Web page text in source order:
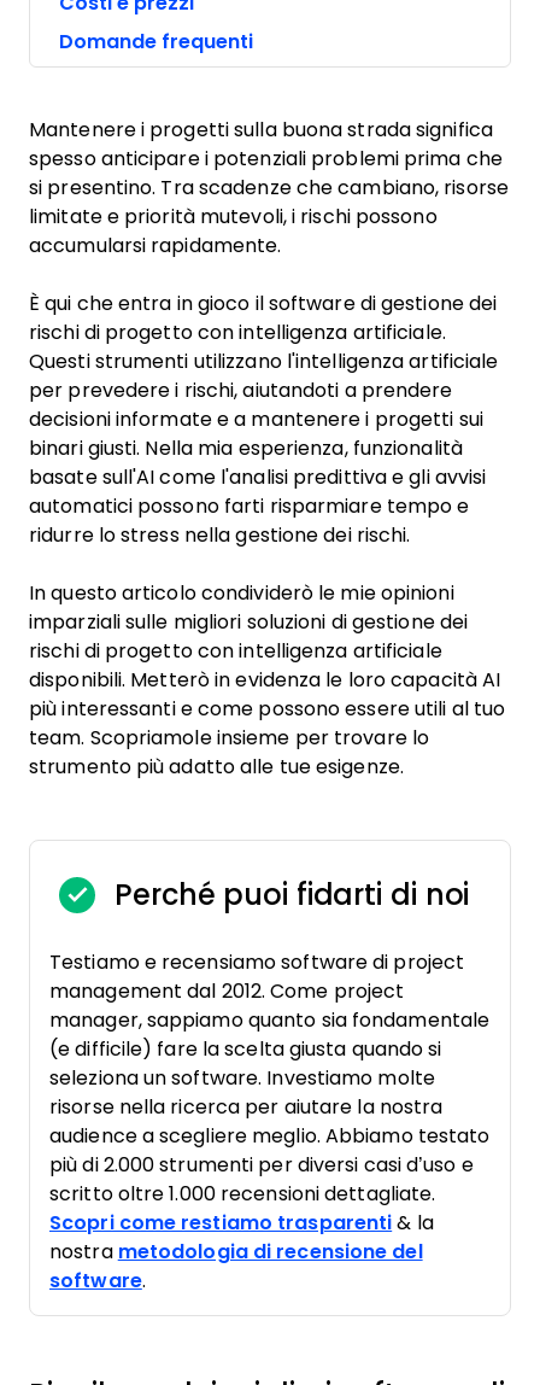
Domande frequenti
Mantenere i progetti sulla buona strada significa
spesso anticipare i potenziali problemi prima che
si presentino. Tra scadenze che cambiano, risorse
limitate e priorità mutevoli, i rischi possono
accumularsi rapidamente.
È qui che entra in gioco il software di gestione dei
rischi di progetto con intelligenza artificiale.
Questi strumenti utilizzano l'intelligenza artificiale
per prevedere i rischi, aiutandoti a prendere
decisioni informate e a mantenere i progetti sui
binari giusti. Nella mia esperienza, funzionalità
basate sull'AI come l'analisi predittiva e gli avvisi
automatici possono farti risparmiare tempo e
ridurre lo stress nella gestione dei rischi.
In questo articolo condividerò le mie opinioni
imparziali sulle migliori soluzioni di gestione dei
rischi di progetto con intelligenza artificiale
disponibili. Metterò in evidenza le loro capacità AI
più interessanti e come possono essere utili al tuo
team. Scopriamole insieme per trovare lo
strumento più adatto alle tue esigenze.
Perché puoi fidarti di noi
Testiamo e recensiamo software di project
management dal 2012. Come project
manager, sappiamo quanto sia fondamentale
(e difficile) fare la scelta giusta quando si
seleziona un software. Investiamo molte
risorse nella ricerca per aiutare la nostra
audience a scegliere meglio. Abbiamo testato
più di 2.000 strumenti per diversi casi d’uso e
scritto oltre 1.000 recensioni dettagliate.
Scopri come restiamo trasparenti & la
nostra metodologia di recensione del
software.